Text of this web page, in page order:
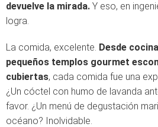
devuelve la mirada. Y eso, en
logra.
La comida, excelente. Desde
pequeños templos gourmet
cubiertas, cada comida fue una
¿Un cóctel con humo de lavanda
favor. ¿Un menú de degustación
océano? Inolvidable.